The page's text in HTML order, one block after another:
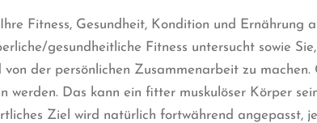
Fitness, Gesundheit, Kondition und Ernährung
gesundheitliche Fitness untersucht sowie
der persönlichen Zusammenarbeit zu machen.
Das kann ein fitter muskulöser Körper
Ziel wird natürlich fortwährend angepasst,